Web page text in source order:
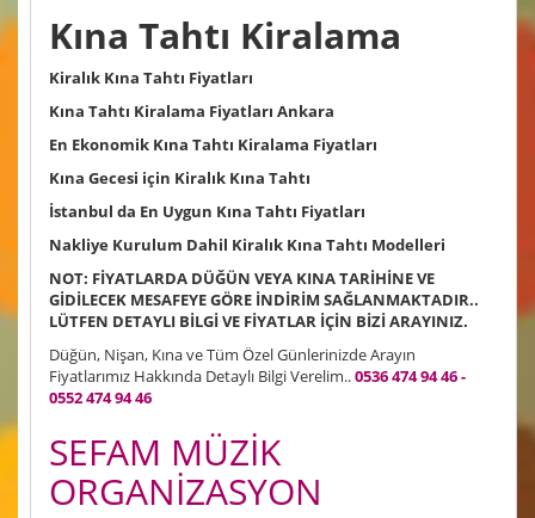
Kına Tahtı Kiralama
Kiralık Kına Tahtı Fiyatları
Kına Tahtı Kiralama Fiyatları Ankara
En Ekonomik Kına Tahtı Kiralama Fiyatları
Kına Gecesi için Kiralık Kına Tahtı
İstanbul da En Uygun Kına Tahtı Fiyatları
Nakliye Kurulum Dahil Kiralık Kına Tahtı Modelleri
NOT: FİYATLARDA DÜĞÜN VEYA KINA TARİHİNE VE
GİDİLECEK MESAFEYE GÖRE İNDİRİM SAĞLANMAKTADIR..
LÜTFEN DETAYLI BİLGİ VE FİYATLAR İÇİN BİZİ ARAYINIZ.
Düğün, Nişan, Kına ve Tüm Özel Günlerinizde Arayın
Fiyatlarımız Hakkında Detaylı Bilgi Verelim..0536 474 94 46 -
0552 474 94 46
SEFAM MÜZİK
ORGANİZASYON